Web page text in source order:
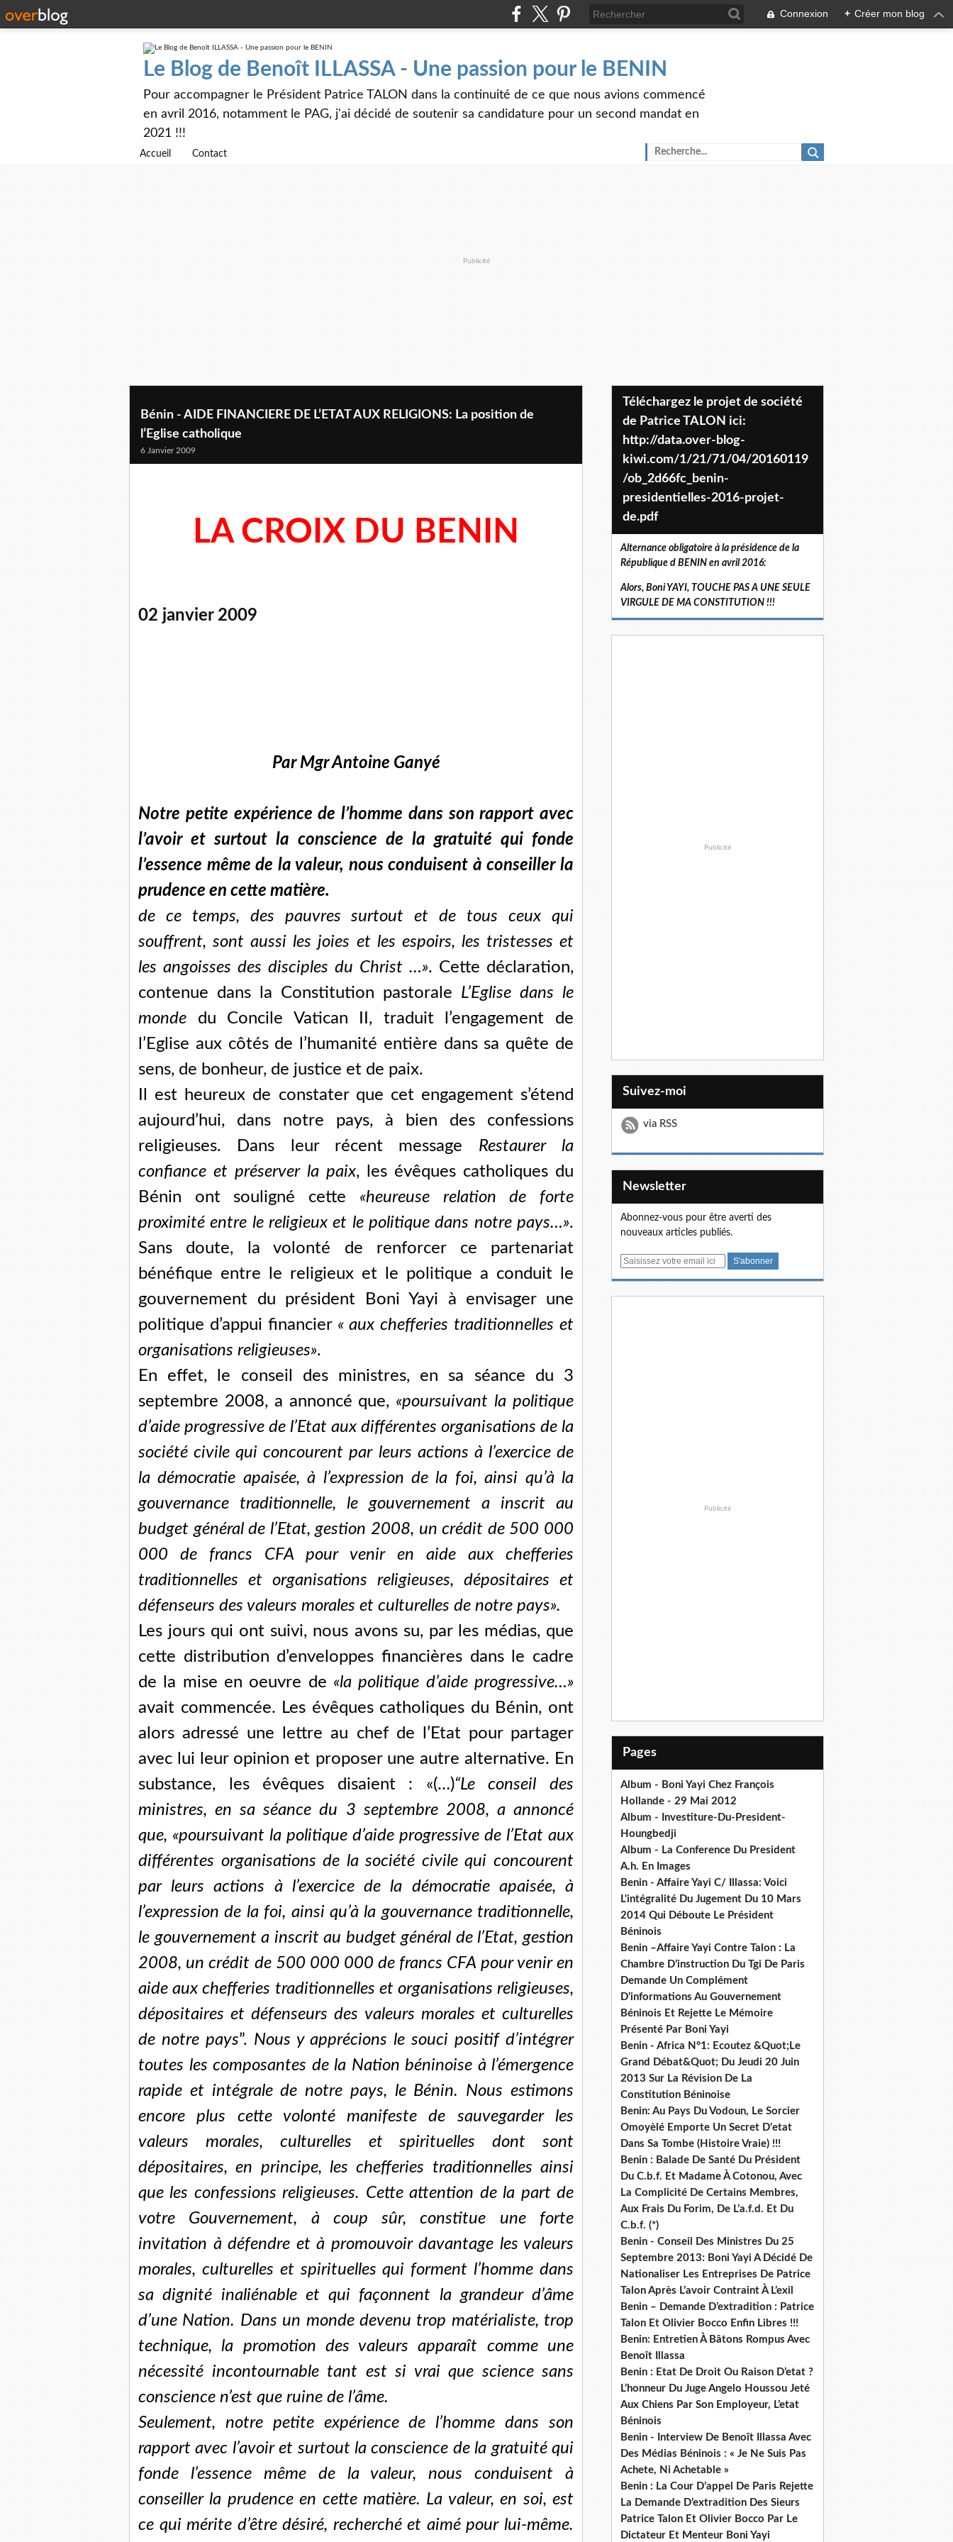
Connexion + Créer mon blog
Le Blog de Benoît ILLASSA - Une passion pour le BENIN
Pour accompagner le Président Patrice TALON dans la continuité de ce que nous avions commencé
en avril 2016, notamment le PAG, j'ai décidé de soutenir sa candidature pour un second mandat en
2021 !!!
Accueil Contact
Publicité
Bénin - AIDE FINANCIERE DE L’ETAT AUX RELIGIONS: La position de
l’Eglise catholique
6 Janvier 2009
LA CROIX DU BENIN
02 janvier 2009
Par Mgr Antoine Ganyé
Notre petite expérience de l’homme dans son rapport avec
l’avoir et surtout la conscience de la gratuité qui fonde
l’essence même de la valeur, nous conduisent à conseiller la
prudence en cette matière.
de ce temps, des pauvres surtout et de tous ceux qui
souffrent, sont aussi les joies et les espoirs, les tristesses et
les angoisses des disciples du Christ …». Cette déclaration,
contenue dans la Constitution pastorale L’Eglise dans le
monde du Concile Vatican II, traduit l’engagement de
l’Eglise aux côtés de l’humanité entière dans sa quête de
sens, de bonheur, de justice et de paix.
Il est heureux de constater que cet engagement s’étend
aujourd’hui, dans notre pays, à bien des confessions
religieuses. Dans leur récent message Restaurer la
confiance et préserver la paix, les évêques catholiques du
Bénin ont souligné cette «heureuse relation de forte
proximité entre le religieux et le politique dans notre pays…».
Sans doute, la volonté de renforcer ce partenariat
bénéfique entre le religieux et le politique a conduit le
gouvernement du président Boni Yayi à envisager une
politique d’appui financier « aux chefferies traditionnelles et
organisations religieuses».
En effet, le conseil des ministres, en sa séance du 3
septembre 2008, a annoncé que, «poursuivant la politique
d’aide progressive de l’Etat aux différentes organisations de la
société civile qui concourent par leurs actions à l’exercice de
la démocratie apaisée, à l’expression de la foi, ainsi qu’à la
gouvernance traditionnelle, le gouvernement a inscrit au
budget général de l’Etat, gestion 2008, un crédit de 500 000
000 de francs CFA pour venir en aide aux chefferies
traditionnelles et organisations religieuses, dépositaires et
défenseurs des valeurs morales et culturelles de notre pays».
Les jours qui ont suivi, nous avons su, par les médias, que
cette distribution d’enveloppes financières dans le cadre
de la mise en oeuvre de «la politique d’aide progressive…»
avait commencée. Les évêques catholiques du Bénin, ont
alors adressé une lettre au chef de l’Etat pour partager
avec lui leur opinion et proposer une autre alternative. En
substance, les évêques disaient : «(…)“Le conseil des
ministres, en sa séance du 3 septembre 2008, a annoncé
que, «poursuivant la politique d’aide progressive de l’Etat aux
différentes organisations de la société civile qui concourent
par leurs actions à l’exercice de la démocratie apaisée, à
l’expression de la foi, ainsi qu’à la gouvernance traditionnelle,
le gouvernement a inscrit au budget général de l’Etat, gestion
2008, un crédit de 500 000 000 de francs CFA pour venir en
aide aux chefferies traditionnelles et organisations religieuses,
dépositaires et défenseurs des valeurs morales et culturelles
de notre pays”. Nous y apprécions le souci positif d’intégrer
toutes les composantes de la Nation béninoise à l’émergence
rapide et intégrale de notre pays, le Bénin. Nous estimons
encore plus cette volonté manifeste de sauvegarder les
valeurs morales, culturelles et spirituelles dont sont
dépositaires, en principe, les chefferies traditionnelles ainsi
que les confessions religieuses. Cette attention de la part de
votre Gouvernement, à coup sûr, constitue une forte
invitation à défendre et à promouvoir davantage les valeurs
morales, culturelles et spirituelles qui forment l’homme dans
sa dignité inaliénable et qui façonnent la grandeur d’âme
d’une Nation. Dans un monde devenu trop matérialiste, trop
technique, la promotion des valeurs apparaît comme une
nécessité incontournable tant est si vrai que science sans
conscience n’est que ruine de l’âme.
Seulement, notre petite expérience de l’homme dans son
rapport avec l’avoir et surtout la conscience de la gratuité qui
fonde l’essence même de la valeur, nous conduisent à
conseiller la prudence en cette matière. La valeur, en soi, est
ce qui mérite d’être désiré, recherché et aimé pour lui-même.
Téléchargez le projet de société
de Patrice TALON ici:
http://data.over-blog-
kiwi.com/1/21/71/04/20160119
/ob_2d66fc_benin-
presidentielles-2016-projet-
de.pdf
Alternance obligatoire à la présidence de la
République d BENIN en avril 2016:
Alors, Boni YAYI, TOUCHE PAS A UNE SEULE
VIRGULE DE MA CONSTITUTION !!!
Publicité
Suivez-moi
via RSS
Newsletter
Abonnez-vous pour être averti des
nouveaux articles publiés.
E
Publicité
Pages
Album - Boni Yayi Chez François
Hollande - 29 Mai 2012
Album - Investiture-Du-President-
Houngbedji
Album - La Conference Du President
A.h. En Images
Benin - Affaire Yayi C/ Illassa: Voici
L'intégralité Du Jugement Du 10 Mars
2014 Qui Déboute Le Président
Béninois
Benin –Affaire Yayi Contre Talon : La
Chambre D’instruction Du Tgi De Paris
Demande Un Complément
D’informations Au Gouvernement
Béninois Et Rejette Le Mémoire
Présenté Par Boni Yayi
Benin - Africa N°1: Ecoutez &Quot;Le
Grand Débat&Quot; Du Jeudi 20 Juin
2013 Sur La Révision De La
Constitution Béninoise
Benin: Au Pays Du Vodoun, Le Sorcier
Omoyèlé Emporte Un Secret D'etat
Dans Sa Tombe (Histoire Vraie) !!!
Benin : Balade De Santé Du Président
Du C.b.f. Et Madame À Cotonou, Avec
La Complicité De Certains Membres,
Aux Frais Du Forim, De L’a.f.d. Et Du
C.b.f. (*)
Benin - Conseil Des Ministres Du 25
Septembre 2013: Boni Yayi A Décidé De
Nationaliser Les Entreprises De Patrice
Talon Après L’avoir Contraint À L’exil
Benin – Demande D’extradition : Patrice
Talon Et Olivier Bocco Enfin Libres !!!
Benin: Entretien À Bâtons Rompus Avec
Benoît Illassa
Benin : Etat De Droit Ou Raison D’etat ?
L’honneur Du Juge Angelo Houssou Jeté
Aux Chiens Par Son Employeur, L’etat
Béninois
Benin - Interview De Benoît Illassa Avec
Des Médias Béninois : « Je Ne Suis Pas
Achete, Ni Achetable »
Benin : La Cour D’appel De Paris Rejette
La Demande D’extradition Des Sieurs
Patrice Talon Et Olivier Bocco Par Le
Dictateur Et Menteur Boni Yayi